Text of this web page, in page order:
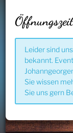
Leider sind
bekannt.
Sie wissen
Sie uns gern